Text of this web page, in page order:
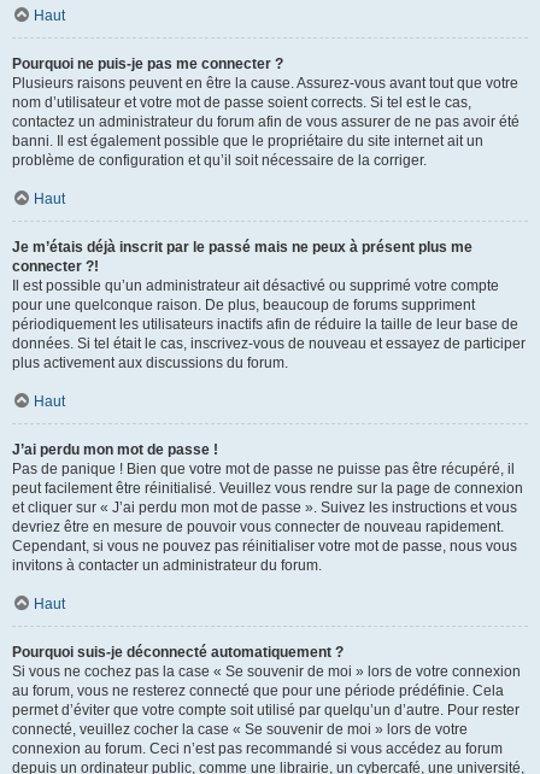
Haut
Pourquoi ne puis-je pas me connecter ?
Plusieurs raisons peuvent en être la cause. Assurez-vous avant tout que votre
nom d’utilisateur et votre mot de passe soient corrects. Si tel est le cas,
contactez un administrateur du forum afin de vous assurer de ne pas avoir été
banni. Il est également possible que le propriétaire du site internet ait un
problème de configuration et qu’il soit nécessaire de la corriger.
Haut
Je m’étais déjà inscrit par le passé mais ne peux à présent plus me
connecter ?!
Il est possible qu’un administrateur ait désactivé ou supprimé votre compte
pour une quelconque raison. De plus, beaucoup de forums suppriment
périodiquement les utilisateurs inactifs afin de réduire la taille de leur base de
données. Si tel était le cas, inscrivez-vous de nouveau et essayez de participer
plus activement aux discussions du forum.
Haut
J’ai perdu mon mot de passe !
Pas de panique ! Bien que votre mot de passe ne puisse pas être récupéré, il
peut facilement être réinitialisé. Veuillez vous rendre sur la page de connexion
et cliquer sur « J’ai perdu mon mot de passe ». Suivez les instructions et vous
devriez être en mesure de pouvoir vous connecter de nouveau rapidement.
Cependant, si vous ne pouvez pas réinitialiser votre mot de passe, nous vous
invitons à contacter un administrateur du forum.
Haut
Pourquoi suis-je déconnecté automatiquement ?
Si vous ne cochez pas la case « Se souvenir de moi » lors de votre connexion
au forum, vous ne resterez connecté que pour une période prédéfinie. Cela
permet d’éviter que votre compte soit utilisé par quelqu’un d’autre. Pour rester
connecté, veuillez cocher la case « Se souvenir de moi » lors de votre
connexion au forum. Ceci n’est pas recommandé si vous accédez au forum
depuis un ordinateur public, comme une librairie, un cybercafé, une université,